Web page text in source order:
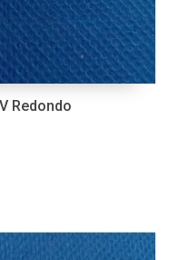
Redondo